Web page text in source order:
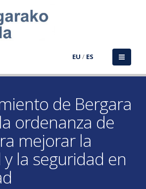
EU / ES
de Bergara
ordenanza de
mejorar la
la seguridad en